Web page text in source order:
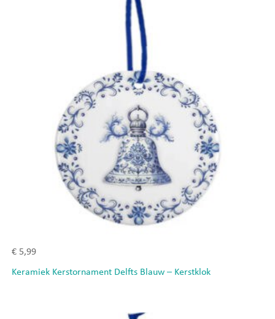
€5,99
Keramiek Kerstornament Delfts Blauw – Kerstklok